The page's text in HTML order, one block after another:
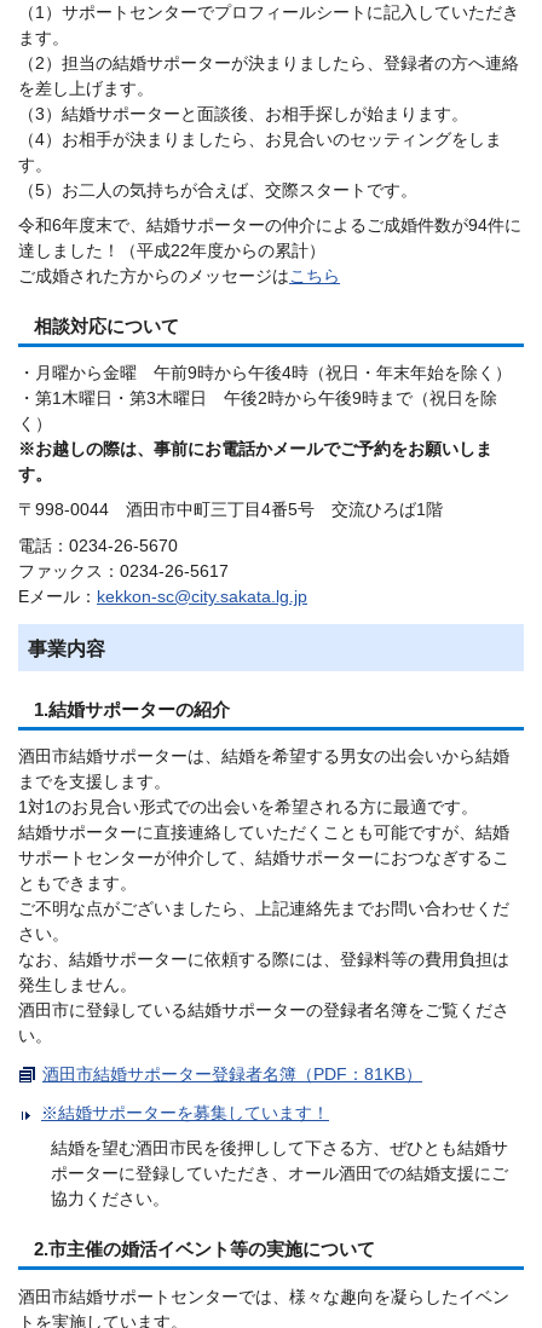
（1）サポートセンターでプロフィールシートに記入していただき
ます。
（2）担当の結婚サポーターが決まりましたら、登録者の方へ連絡
を差し上げます。
（3）結婚サポーターと面談後、お相手探しが始まります。
（4）お相手が決まりましたら、お見合いのセッティングをしま
す。
（5）お二人の気持ちが合えば、交際スタートです。
令和6年度末で、結婚サポーターの仲介によるご成婚件数が94件に
達しました！（平成22年度からの累計）
ご成婚された方からのメッセージはこちら
相談対応について
・月曜から金曜 午前9時から午後4時（祝日・年末年始を除く）
・第1木曜日・第3木曜日 午後2時から午後9時まで（祝日を除
く）
※お越しの際は、事前にお電話かメールでご予約をお願いしま
す。
〒998-0044 酒田市中町三丁目4番5号 交流ひろば1階
電話：0234-26-5670
ファックス：0234-26-5617
Eメール： kekkon-sc@city.sakata.lg.jp
事業内容
1.結婚サポーターの紹介
酒田市結婚サポーターは、結婚を希望する男女の出会いから結婚
までを支援します。
1対1のお見合い形式での出会いを希望される方に最適です。
結婚サポーターに直接連絡していただくことも可能ですが、結婚
サポートセンターが仲介して、結婚サポーターにおつなぎするこ
ともできます。
ご不明な点がございましたら、上記連絡先までお問い合わせくだ
さい。
なお、結婚サポーターに依頼する際には、登録料等の費用負担は
発生しません。
酒田市に登録している結婚サポーターの登録者名簿をご覧くださ
い。
酒田市結婚サポーター登録者名簿（PDF：81KB）
※結婚サポーターを募集しています！
結婚を望む酒田市民を後押しして下さる方、ぜひとも結婚サ
ポーターに登録していただき、オール酒田での結婚支援にご
協力ください。
2.市主催の婚活イベント等の実施について
酒田市結婚サポートセンターでは、様々な趣向を凝らしたイベン
トを実施しています。